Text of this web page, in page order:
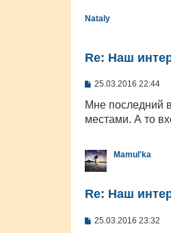
Nataly
Re: Наш
С
о
щ
и
е
25.03.2016 22:44
Мне последний
местами. А то
Mamul'ka
Re: Наш
С
25.03.2016 23:32